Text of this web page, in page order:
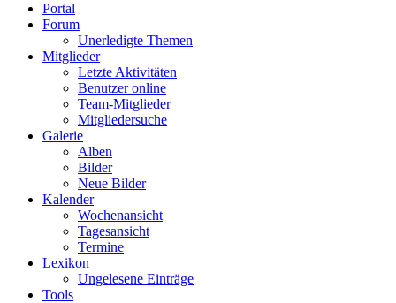
Portal
Forum
Unerledigte Themen
Mitglieder
Letzte Aktivitäten
Benutzer online
Team-Mitglieder
Mitgliedersuche
Galerie
Alben
Bilder
Neue Bilder
Kalender
Wochenansicht
Tagesansicht
Termine
Lexikon
Ungelesene Einträge
Tools